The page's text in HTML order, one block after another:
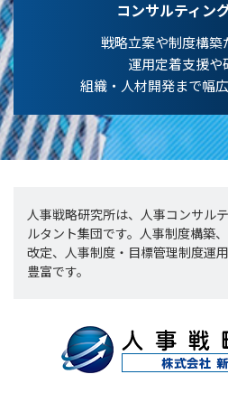
コンサルティン
戦略立案や制度構築
運用定着支援や
組織・人材開発まで幅
人事戦略研究所は、人事コンサル
ルタント集団です。人事制度構築
改定、人事制度・目標管理制度運
豊富です。